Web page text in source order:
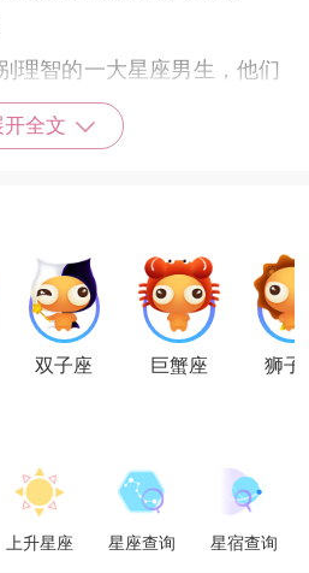
理智的一大星座男生，他们
分析和考虑，而不是一味地
。哪怕是有人传自己的女朋
，他们也不会被怒气冲昏头
他们还是特别宽容大度的，
交友自由。而且，即便是作
乱限制女友和任何异性的来
开全文
双子座 巨蟹座 狮子
上升星座 星座查询 星宿查询